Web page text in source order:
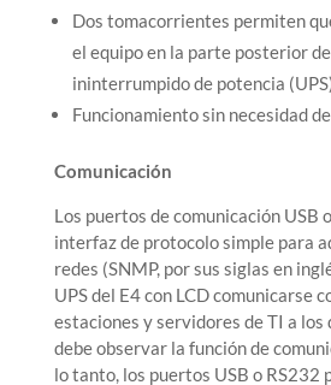
Dos tomacorrientes permiten
el equipo en la parte posterior
ininterrumpido de potencia
Funcionamiento sin necesidad
Comunicación
Los puertos de comunicación USB
interfaz de protocolo simple para
redes (SNMP, por sus siglas en
UPS del E4 con LCD comunicarse
estaciones y servidores de TI a los
debe observar la función de
lo tanto, los puertos USB o RS232